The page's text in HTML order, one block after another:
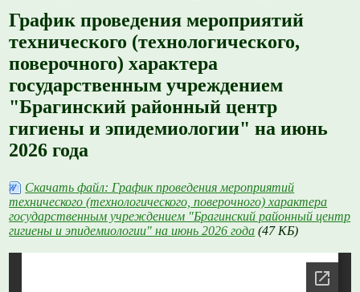
График проведения мероприятий
технического (технологического,
поверочного) характера
государственным учреждением
"Брагинский районный центр
гигиены и эпидемиологии" на июнь
2026 года
Скачать файл: График проведения мероприятий
технического (технологического, поверочного) характера
государственным учреждением "Брагинский районный центр
гигиены и эпидемиологии" на июнь 2026 года (47 КБ)